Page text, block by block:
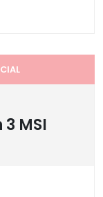
3 MSI